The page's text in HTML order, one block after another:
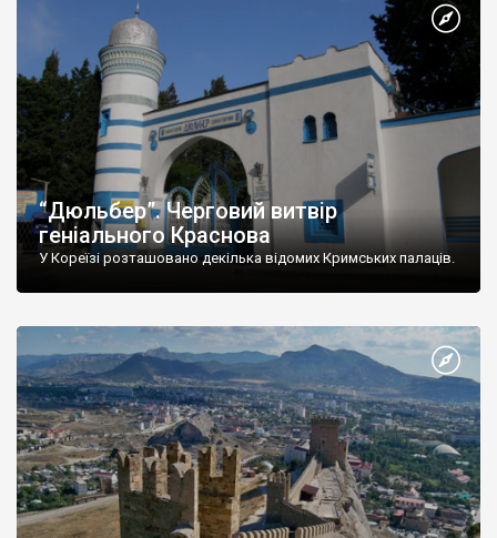
“Дюльбер”. Черговий витвір
геніального Краснова
У Кореїзі розташовано декілька відомих Кримських палаців.